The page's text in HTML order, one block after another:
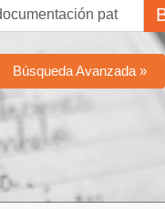
Búsqueda Avanzada »